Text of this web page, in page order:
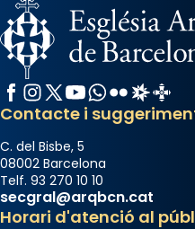
«Si vols saber què és
Santes a Mataró»🥵.
Photo
View on Facebook Share
Facebook
Instagram
X / Twitter
YouTube
WhatsApp
FlickrRadio
Contacte i
C. del Bisbe, 5
08002 Barcelona
Telf. 93 270 10 10
secgral@arqbcn.cat
Horari d'atenció al